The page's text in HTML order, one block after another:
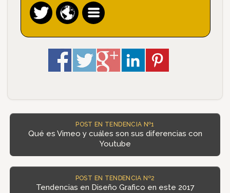
POST EN TENDENCIA Nº1
Qué es Vimeo y cuáles son sus diferencias con
Youtube
POST EN TENDENCIA Nº2
Tendencias en Diseño Grafico en este 2017